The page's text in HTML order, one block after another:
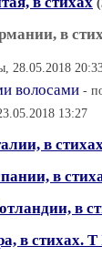
в
28.05.2018
волосами -
13:27
в
в
в
в стихах.